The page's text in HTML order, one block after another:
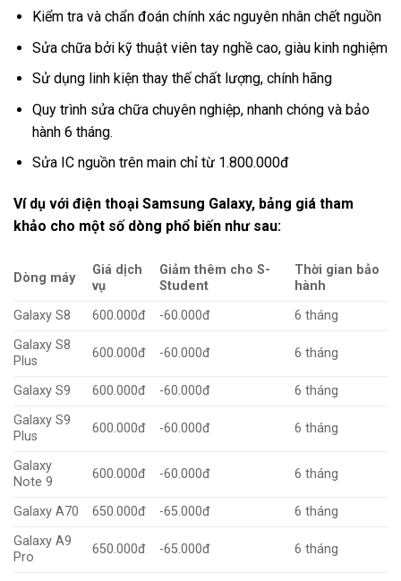
Kiểm tra và chẩn đoán chính xác nguyên nhân chết nguồn
Sửa chữa bởi kỹ thuật viên tay nghề cao, giàu kinh nghiệm
Sử dụng linh kiện thay thế chất lượng, chính hãng
Quy trình sửa chữa chuyên nghiệp, nhanh chóng và bảo
hành 6 tháng.
Sửa IC nguồn trên main chỉ từ 1.800.000đ
Ví dụ với điện thoại Samsung Galaxy, bảng giá tham
khảo cho một số dòng phổ biến như sau:
Dòng máy
Giá dịch
vụ
Giảm thêm cho S-
Student
Thời gian bảo
hành
Galaxy S8
600.000đ -60.000đ
6 tháng
Galaxy S8
Plus
600.000đ -60.000đ 6 tháng
Galaxy S9 600.000đ -60.000đ
6 tháng
Galaxy S9
Plus
600.000đ -60.000đ 6 tháng
Galaxy
Note 9
600.000đ -60.000đ 6 tháng
Galaxy A70 650.000đ -65.000đ
6 tháng
Galaxy A9
Pro
650.000đ -65.000đ 6 tháng